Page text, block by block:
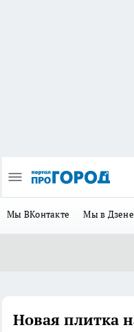
Мы ВКонтакте Мы в Дзене
Новая плитка